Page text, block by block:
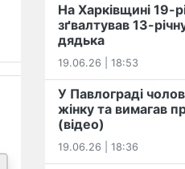
На Харківщині 19-
️зґвалтував 13-
дядька
19.06.26 | 18:53
У Павлограді
жінку та вимагав
(відео)
19.06.26 | 18:36